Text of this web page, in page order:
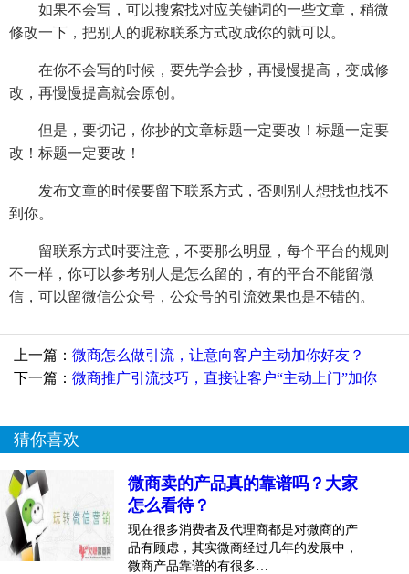
如果不会写，可以搜索找对应关键词的一些文章，稍微
修改一下，把别人的昵称联系方式改成你的就可以。
在你不会写的时候，要先学会抄，再慢慢提高，变成修
改，再慢慢提高就会原创。
但是，要切记，你抄的文章标题一定要改！标题一定要
改！标题一定要改！
发布文章的时候要留下联系方式，否则别人想找也找不
到你。
留联系方式时要注意，不要那么明显，每个平台的规则
不一样，你可以参考别人是怎么留的，有的平台不能留微
信，可以留微信公众号，公众号的引流效果也是不错的。
上一篇： 微商怎么做引流，让意向客户主动加你好友？
下一篇： 微商推广引流技巧，直接让客户“主动上门”加你
猜你喜欢
微商卖的产品真的靠谱吗？大家
怎么看待？
现在很多消费者及代理商都是对微商的产
品有顾虑，其实微商经过几年的发展中，
微商产品靠谱的有很多…